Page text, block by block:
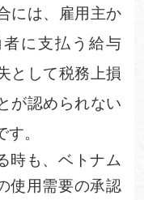
には、雇用主か
に支払う給与
として税務上損
が認められない
。
時も、ベトナム
使用需要の承認